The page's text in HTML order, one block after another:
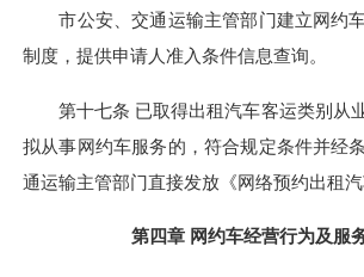
市公安、交通运输主管部门建立网约
制度，提供申请人准入条件信息查询。
第十七条 已取得出租汽车客运类别从业
拟从事网约车服务的，符合规定条件并经
通运输主管部门直接发放《网络预约出租汽
第四章 网约车经营行为及服